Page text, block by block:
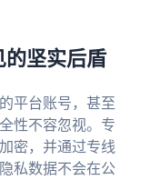
的坚实后盾
平台账号，甚至
性不容忽视。专
密，并通过专线
私数据不会在公